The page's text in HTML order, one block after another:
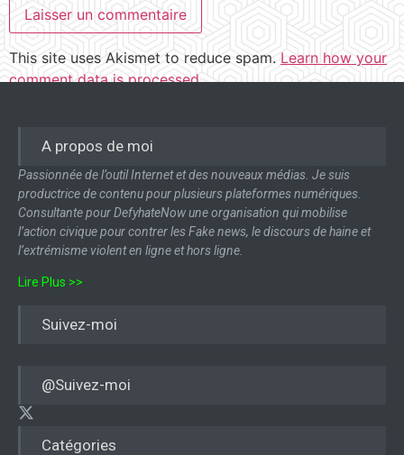
This site uses Akismet to reduce spam. Learn how your
comment data is processed.
Catégories
A propos de moi
Passionnée de l’outil Internet et des nouveaux médias. Je suis
productrice de contenu pour plusieurs plateformes numériques.
Consultante pour DefyhateNow une organisation qui mobilise
l’action civique pour contrer les Fake news, le discours de haine et
l’extrémisme violent en ligne et hors ligne.
Lire Plus >>
Suivez-moi
@Suivez-moi